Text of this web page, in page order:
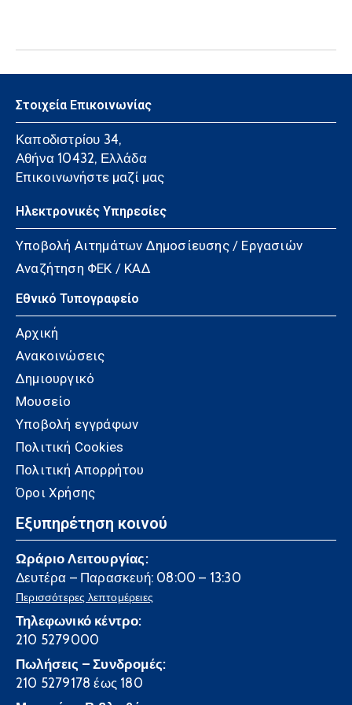
Στοιχεία Επικοινωνίας
Καποδιστρίου 34,
Αθήνα 10432, Ελλάδα
Επικοινωνήστε μαζί μας
Ηλεκτρονικές Υπηρεσίες
Υποβολή Αιτημάτων Δημοσίευσης / Εργασιών
Αναζήτηση ΦΕΚ / ΚΑΔ
Εθνικό Τυπογραφείο
Αρχική
Ανακοινώσεις
Δημιουργικό
Μουσείο
Υποβολή εγγράφων
Πολιτική Cookies
Πολιτική Απορρήτου
Όροι Χρήσης
Εξυπηρέτηση κοινού
Ωράριο Λειτουργίας:
Δευτέρα – Παρασκευή: 08:00 – 13:30
Περισσότερες λεπτομέρειες
Τηλεφωνικό κέντρο:
210 5279000
Πωλήσεις – Συνδρομές:
210 5279178 έως 180